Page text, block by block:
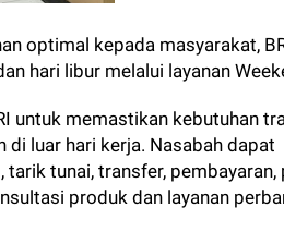
optimal kepada masyarakat,
hari libur melalui layanan
untuk memastikan kebutuhan
luar hari kerja. Nasabah dapat
tunai, transfer, pembayaran,
produk dan layanan